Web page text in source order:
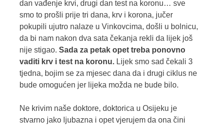
dan vađenje krvi, drugi dan test na koronu… sve
smo to prošli prije tri dana, krv i korona, jučer
pokupili ujutro nalaze u Vinkovcima, došli u bolnicu,
da bi nam nakon dva sata čekanja rekli da lijek još
nije stigao. Sada za petak opet treba ponovno
vaditi krv i test na koronu. Lijek smo sad čekali 3
tjedna, bojim se za mjesec dana da i drugi ciklus ne
bude omogućen jer lijeka možda ne bude bilo.
Ne krivim naše doktore, doktorica u Osijeku je
stvarno jako ljubazna i opet vjerujem da ona čini